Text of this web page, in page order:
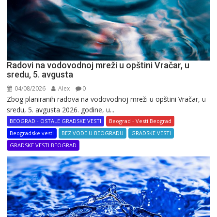
Radovi na vodovodnoj mreži u opštini Vračar, u
sredu, 5. avgusta
04/08/2026 Alex 0
Zbog planiranih radova na vodovodnoj mreži u opštini Vračar, u
sredu, 5. avgusta 2026. godine, u...
BEOGRAD - OSTALE GRADSKE VESTI
Beograd - Vesti Beograd
Beogradske vesti
BEZ VODE U BEOGRADU
GRADSKE VESTI
GRADSKE VESTI BEOGRAD